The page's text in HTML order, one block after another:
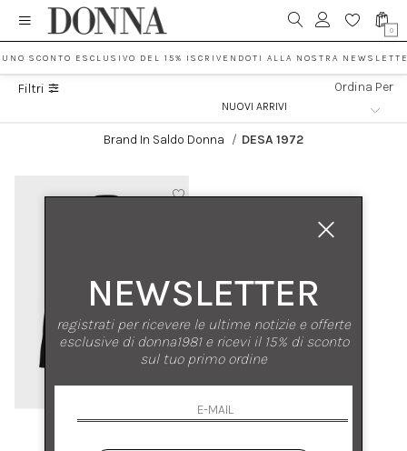
0
SCONTO ESCLUSIVO DEL 15% ISCRIVENDOTI ALLA NOSTRA
Filtri Ordina Per
Brand In Saldo Donna / DESA 1972
NEWSLETTER
registrati per ricevere le ultime notizie e offerte
esclusive di donna1981 e ricevi il 15% di sconto
sul tuo primo ordine